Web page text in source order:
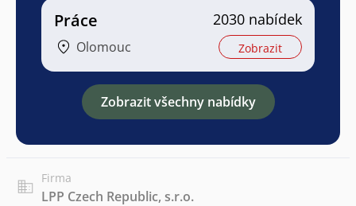
Práce
Olomouc
2030 nabídek
Zobrazit
Zobrazit všechny nabídky
Firma
LPP Czech Republic, s.r.o.